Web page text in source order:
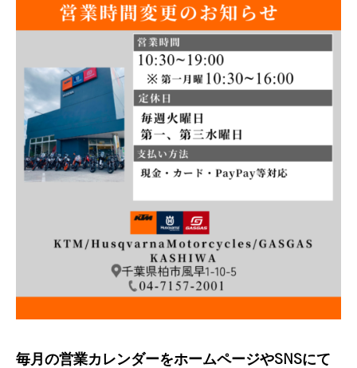
毎月の営業カレンダーをホームページやSNSにて